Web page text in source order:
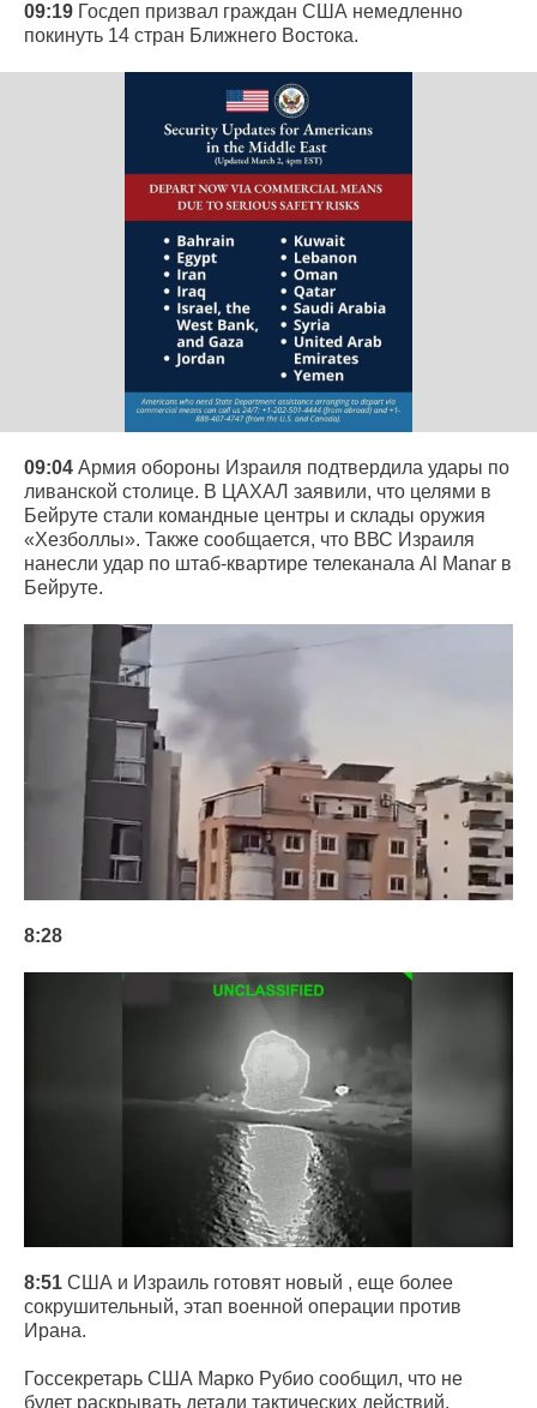
09:19 Госдеп призвал граждан США немедленно
покинуть 14 стран Ближнего Востока.
09:04 Армия обороны Израиля подтвердила удары по
ливанской столице. В ЦАХАЛ заявили, что целями в
Бейруте стали командные центры и склады оружия
«Хезболлы». Также сообщается, что ВВС Израиля
нанесли удар по штаб-квартире телеканала Al Manar в
Бейруте.
8:28
8:51 США и Израиль готовят новый , еще более
сокрушительный, этап военной операции против
Ирана.
Госсекретарь США Марко Рубио сообщил, что не
будет раскрывать детали тактических действий,